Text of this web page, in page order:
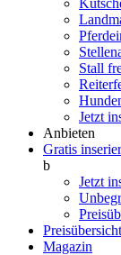
Stall
Jetzt
Anbieten
Gratis
b
Jetzt
Preisübersicht
Magazin